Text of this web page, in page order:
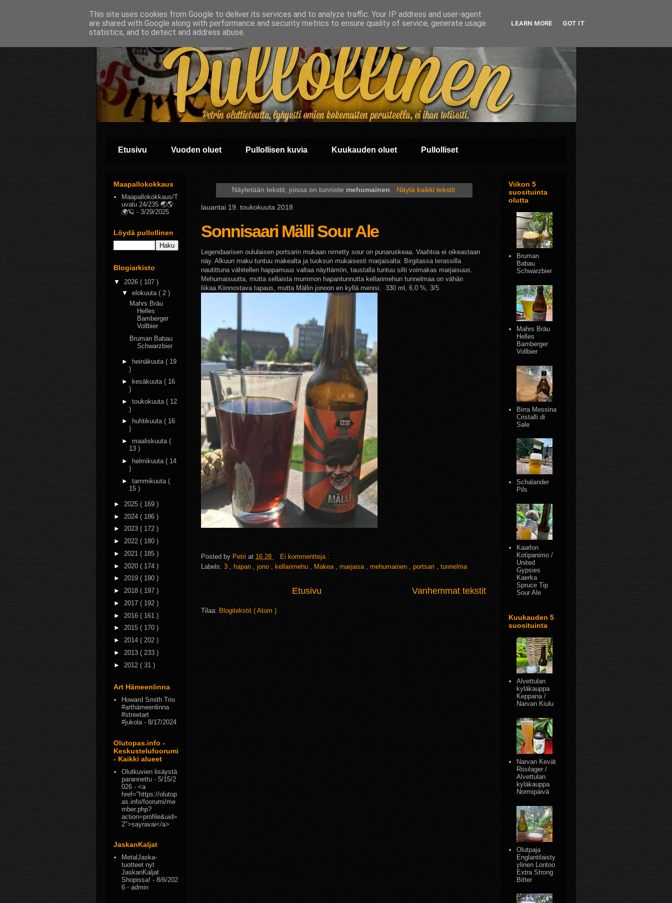
Etusivu Vuoden oluet Pullollisen kuvia Kuukauden oluet Pullolliset
Näytetään tekstit, joissa on tunniste mehumainen. Näytä kaikki tekstit
lauantai 19. toukokuuta 2018
Sonnisaari Mälli Sour Ale
Legendaarisen oululaisen portsarin mukaan nimetty sour on punaruskeaa. Vaahtoa ei oikeastaan
näy. Alkuun maku tuntuu makealta ja tuoksun mukaisesti marjaisalta. Birgitassa terassilla
nautittuna vähitellen happamuus valtaa näyttämön, taustalla tuntuu silti voimakas marjaisuus.
Mehumaisuutta, mutta sellaista mummon hapantunnutta kellarimehun tunnelmaa on vähän
liikaa.Kiinnostava tapaus, mutta Mällin jonoon en kyllä menisi. 330 ml, 6,0 %, 3/5
Posted by Petri at 16.28
Ei kommentteja :
Labels: 3 hapan jono kellarimehu Makea marjaisa mehumainen portsari tunnelma
Vanhemmat tekstit
Etusivu
Tilaa: Blogitekstit ( Atom )
Maapallokokkaus
Maapallokokkaus/T
uvalu 24/235 🌏🌎
🌍🪐 - 3/29/2025
Löydä pullollinen
Blogiarkisto
▼ 2026 ( 107 )
▼ elokuuta ( 2 )
Mahrs Bräu
Helles
Bamberger
Vollbier
Bruman Babau
Schwarzbier
► heinäkuuta ( 19
)
►
kesäkuuta ( 16
)
► toukokuuta ( 12
)
►
huhtikuuta ( 16
)
► maaliskuuta (
13 )
►
helmikuuta ( 14
)
► tammikuuta (
15 )
► 2025 ( 169 )
► 2024 ( 186 )
► 2023 ( 172 )
► 2022 ( 180 )
► 2021 ( 185 )
► 2020 ( 174 )
► 2019 ( 190 )
► 2018 ( 197 )
► 2017 ( 192 )
► 2016 ( 161 )
► 2015 ( 170 )
► 2014 ( 202 )
► 2013 ( 233 )
► 2012 ( 31 )
Art Hämeenlinna
Howard Smith Trio
#arthämeenlinna
#streetart
#jukola- 8/17/2024
Olutopas.info -
Keskustelufoorumi
- Kaikki alueet
Olutkuvien lisäystä
parannettu - 5/15/2
026 - <a
href="https://olutop
as.info/foorumi/me
mber.php?
action=profile&uid=
2">sayravai</a>
JaskanKaljat
MetalJaska-
tuotteet nyt
JaskanKaljat
Shopissa! - 8/6/202
6 - admin
Viikon 5
suosituinta
olutta
Bruman
Babau
Schwarzbier
Mahrs Bräu
Helles
Bamberger
Vollbier
Birra Messina
Cristalli di
Sale
Schalander
Pils
Kaarlon
Kotipanimo /
United
Gypsies
Kaerka
Spruce Tip
Sour Ale
Kuukauden 5
suosituinta
Alvettulan
kyläkauppa
Keppana /
Narvan Kiulu
Narvan Kevät
Riisilager /
Alvettulan
kyläkauppa
Normipäivä
Olutpaja
Englantilaisty
ylinen Lontoo
Extra Strong
Bitter
This site uses cookies from Google to deliver its services and to analyze traffic. Your IP address and user-agent
are shared with Google along with performance and security metrics to ensure quality of service, generate usage
statistics, and to detect and address abuse.
LEARN MORE GOT IT